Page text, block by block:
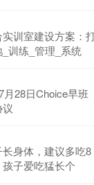
训室建设方案：
训练_管理_系统
28日Choice早班
身体，建议多吃8
子爱吃猛长个